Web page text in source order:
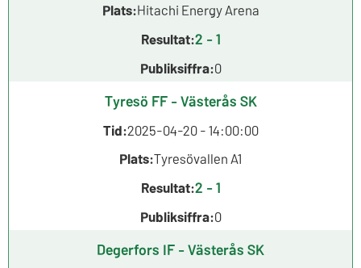
Plats:Hitachi Energy Arena
Resultat:2 - 1
Publiksiffra:0
Tyresö FF - Västerås SK
Tid:2025-04-20 - 14:00:00
Plats:Tyresövallen A1
Resultat:2 - 1
Publiksiffra:0
Degerfors IF - Västerås SK